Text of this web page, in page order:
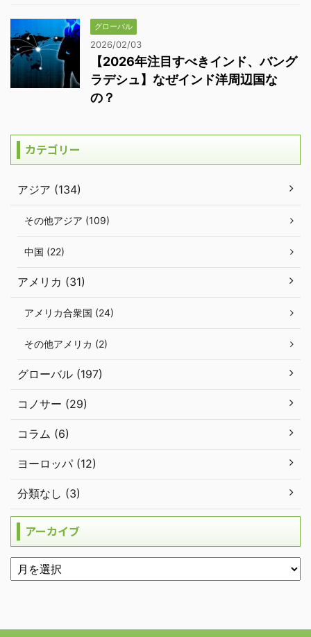
グローバル
2026/02/03
【2026年注目すべきインド、バング
ラデシュ】なぜインド洋周辺国な
の？
カテゴリー
アジア (134)
その他アジア (109)
中国 (22)
アメリカ (31)
アメリカ合衆国 (24)
その他アメリカ (2)
グローバル (197)
コノサー (29)
コラム (6)
ヨーロッパ (12)
分類なし (3)
アーカイブ